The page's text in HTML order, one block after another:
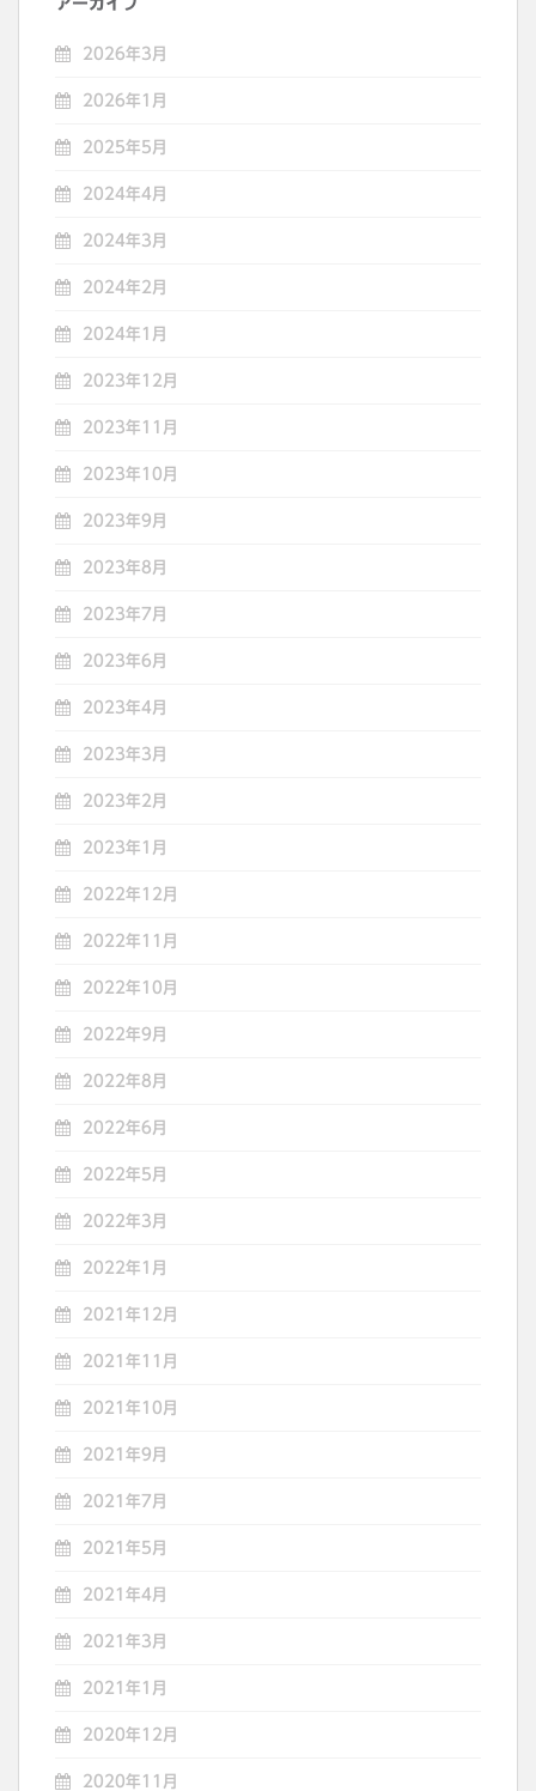
アーカイブ
2026年3月
2026年1月
2025年5月
2024年4月
2024年3月
2024年2月
2024年1月
2023年12月
2023年11月
2023年10月
2023年9月
2023年8月
2023年7月
2023年6月
2023年4月
2023年3月
2023年2月
2023年1月
2022年12月
2022年11月
2022年10月
2022年9月
2022年8月
2022年6月
2022年5月
2022年3月
2022年1月
2021年12月
2021年11月
2021年10月
2021年9月
2021年7月
2021年5月
2021年4月
2021年3月
2021年1月
2020年12月
2020年11月